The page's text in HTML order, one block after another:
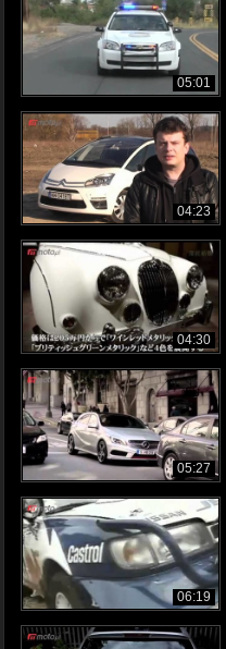
05:01
04:23
04:30
05:27
06:19